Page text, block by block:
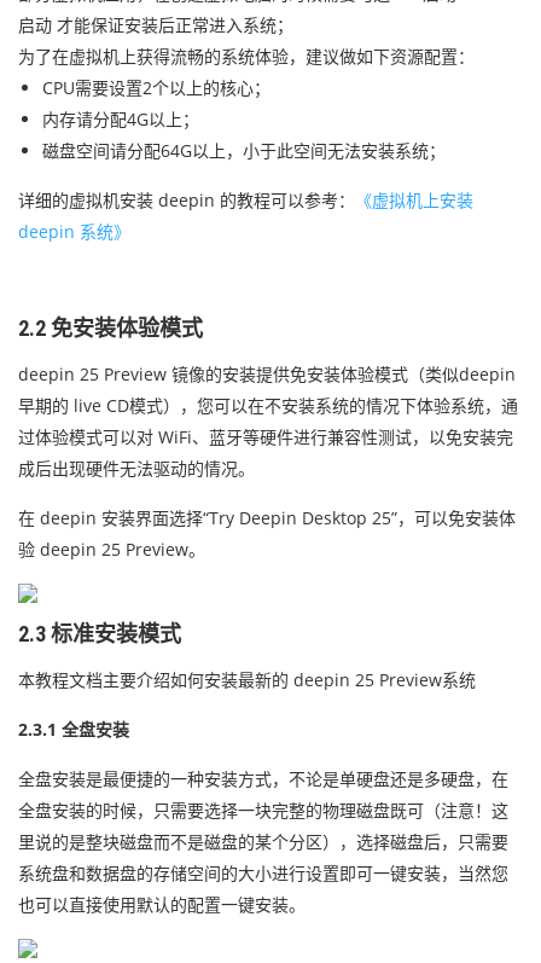
启动 才能保证安装后正常进入系统；
为了在虚拟机上获得流畅的系统体验，建议做如下资源配置：
CPU需要设置2个以上的核心；
内存请分配4G以上；
磁盘空间请分配64G以上，小于此空间无法安装系统；
详细的虚拟机安装 deepin 的教程可以参考：
《虚拟机上安装
deepin 系统》
2.2 免安装体验模式
deepin 25 Preview 镜像的安装提供免安装体验模式（类似deepin
早期的 live CD模式），您可以在不安装系统的情况下体验系统，通
过体验模式可以对 WiFi、蓝牙等硬件进行兼容性测试，以免安装完
成后出现硬件无法驱动的情况。
在 deepin 安装界面选择“Try Deepin Desktop 25”，可以免安装体
验 deepin 25 Preview。
2.3 标准安装模式
本教程文档主要介绍如何安装最新的 deepin 25 Preview系统
2.3.1 全盘安装
全盘安装是最便捷的一种安装方式，不论是单硬盘还是多硬盘，在
全盘安装的时候，只需要选择一块完整的物理磁盘既可（注意！这
里说的是整块磁盘而不是磁盘的某个分区），选择磁盘后，只需要
系统盘和数据盘的存储空间的大小进行设置即可一键安装，当然您
也可以直接使用默认的配置一键安装。